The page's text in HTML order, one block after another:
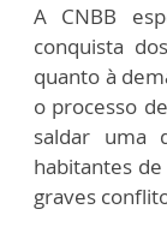
A CNBB
conquista
quanto à
o processo
saldar uma
habitantes
graves